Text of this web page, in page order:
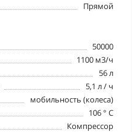
Прямой
50000
1100 м3/ч
56 л
5,1 л / ч
мобильность (колеса)
106 ° C
Компрессор